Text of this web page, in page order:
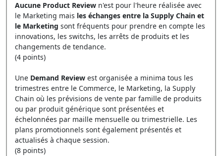
Aucune Product Review n'est pour l'heure réalisée avec
le Marketing mais les échanges entre la Supply Chain et
le Marketing sont fréquents pour prendre en compte les
innovations, les switchs, les arrêts de produits et les
changements de tendance.
(4 points)
Une Demand Review est organisée a minima tous les
trimestres entre le Commerce, le Marketing, la Supply
Chain où les prévisions de vente par famille de produits
ou par produit générique sont présentées et
échelonnées par maille mensuelle ou trimestrielle. Les
plans promotionnels sont également présentés et
actualisés à chaque session.
(8 points)